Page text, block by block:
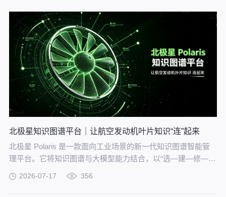
北极星知识图谱平台｜让航空发动机叶片知识“连”起来
北极星 Polaris 是一款面向工业场景的新一代知识图谱智能管
理平台。它将知识图谱与大模型能力结合，以“选—建—修—
的知识网络。
2026-07-17 356